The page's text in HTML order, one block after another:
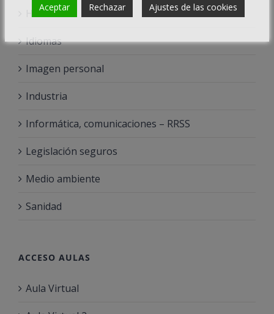
Hostelería
Idiomas
Imagen personal
Industria
Informática, comunicaciones – RRSS
Legislación seguros
Medio ambiente
Sanidad
ACCESO AULAS
Aula Virtual
Aceptar Rechazar Ajustes de las cookies